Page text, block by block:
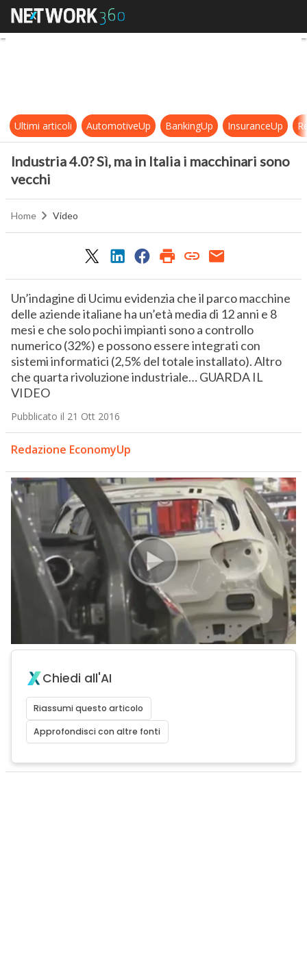
Industria 4.0? Sì, ma in Italia i
Ultimi articoli AutomotiveUp BankingUp InsuranceUp
Industria 4.0? Sì, ma in Italia i macchinari sono
vecchi
Home Video
Un’indagine di Ucimu evidenzia che il parco macchine
delle aziende italiane ha un’età media di 12 anni e 8
mesi e che solo pochi impianti sono a controllo
numerico (32%) e possono essere integrati con
sistemi informatici (2,5% del totale installato). Altro
che quarta rivoluzione industriale… GUARDA IL
VIDEO
Pubblicato il 21 Ott 2016
Redazione EconomyUp
Chiedi all'AI
Riassumi questo articolo
Approfondisci con altre fonti